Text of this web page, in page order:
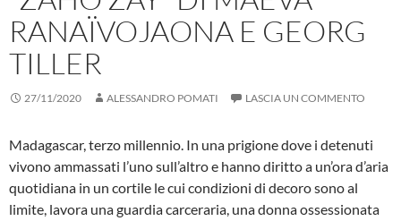
RANAÏVOJAONA E GEORG
TILLER
27/11/2020 ALESSANDRO POMATI LASCIA UN COMMENTO
Madagascar, terzo millennio. In una prigione dove i detenuti
vivono ammassati l’uno sull’altro e hanno diritto a un’ora d’aria
quotidiana in un cortile le cui condizioni di decoro sono al
limite, lavora una guardia carceraria, una donna ossessionata